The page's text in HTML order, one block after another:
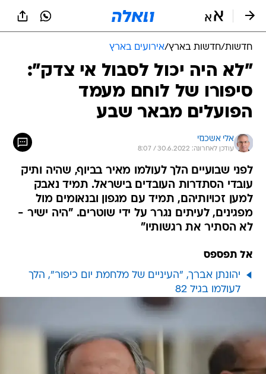
חדשות/חדשות בארץ/אירועים בארץ
"לא היה יכול לסבול אי צדק":
סיפורו של לוחם מעמד
הפועלים מבאר שבע
אלי אשכנזי
עודכן לאחרונה: 30.6.2022 / 8:07
לפני שבועיים הלך לעולמו מאיר בביוף, שהיה ותיק
עובדי הסתדרות העובדים בישראל. תמיד נאבק
למען זכויותיהם, תמיד עם מגפון ובנאומים מול
מפגינים, לעיתים נגרר על ידי שוטרים. "היה ישיר -
לא הסתיר את רגשותיו"
אל תפספס
יהונתן אברך, "העיניים של מלחמת יום כיפור", הלך
לעולמו בגיל 82